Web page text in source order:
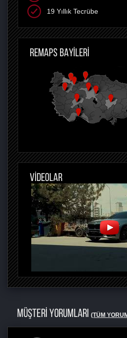
19 Yıllık Tecrübe
REMAPS BAYİLERİ
VİDEOLAR
MÜŞTERİ YORUMLARI (TÜM